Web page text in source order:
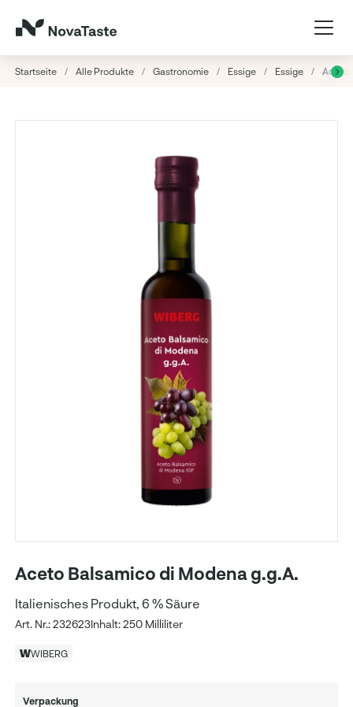
Startseite / Alle Produkte / Gastronomie / Essige / Essige / Aceto
Aceto Balsamico di Modena g.g.A.
Italienisches Produkt, 6 % Säure
Art. Nr.: 232623Inhalt: 250 Milliliter
WIBERG
Verpackung